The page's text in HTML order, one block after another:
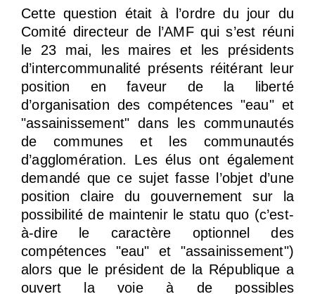
Cette question était à l’ordre du jour du
Comité directeur de l’AMF qui s’est réuni
le 23 mai, les maires et les présidents
d’intercommunalité présents réitérant leur
position en faveur de la liberté
d’organisation des compétences "eau" et
"assainissement" dans les communautés
de communes et les communautés
d’agglomération. Les élus ont également
demandé que ce sujet fasse l’objet d’une
position claire du gouvernement sur la
possibilité de maintenir le statu quo (c’est-
à-dire le caractère optionnel des
compétences "eau" et "assainissement")
alors que le président de la République a
ouvert la voie à de possibles